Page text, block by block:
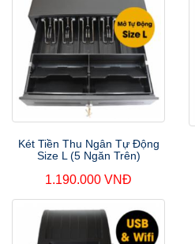
Két Tiền Thu Ngân Tự Động
Size L (5 Ngăn Trên)
1.190.000 VNĐ